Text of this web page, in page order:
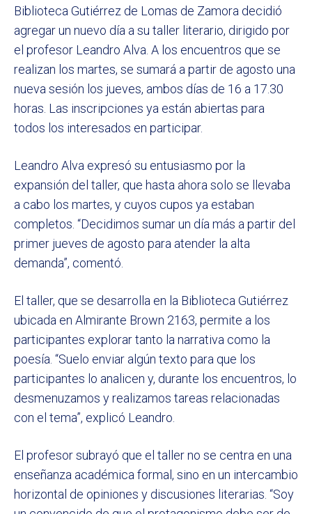
Biblioteca Gutiérrez de Lomas de Zamora decidió
agregar un nuevo día a su taller literario, dirigido por
el profesor Leandro Alva. A los encuentros que se
realizan los martes, se sumará a partir de agosto una
nueva sesión los jueves, ambos días de 16 a 17.30
horas. Las inscripciones ya están abiertas para
todos los interesados en participar.
Leandro Alva expresó su entusiasmo por la
expansión del taller, que hasta ahora solo se llevaba
a cabo los martes, y cuyos cupos ya estaban
completos. “Decidimos sumar un día más a partir del
primer jueves de agosto para atender la alta
demanda”, comentó.
El taller, que se desarrolla en la Biblioteca Gutiérrez
ubicada en Almirante Brown 2163, permite a los
participantes explorar tanto la narrativa como la
poesía. “Suelo enviar algún texto para que los
participantes lo analicen y, durante los encuentros, lo
desmenuzamos y realizamos tareas relacionadas
con el tema”, explicó Leandro.
El profesor subrayó que el taller no se centra en una
enseñanza académica formal, sino en un intercambio
horizontal de opiniones y discusiones literarias. “Soy